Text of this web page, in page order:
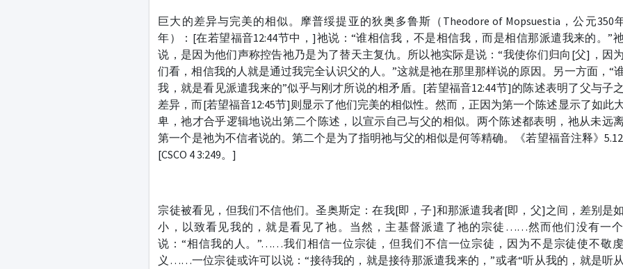
巨大的差异与完美的相似。摩普绥提亚的狄奥多鲁斯（Theodore of Mopsuestia，公元350
年）：[在若望福音12:44节中，]祂说：“谁相信我，不是相信我，而是相信那派遣我来的。”
说，是因为他们声称控告祂乃是为了替天主复仇。所以祂实际是说：“我使你们归向[父]，因
们看，相信我的人就是通过我完全认识父的人。”这就是祂在那里那样说的原因。另一方面，“
我，就是看见派遣我来的”似乎与刚才所说的相矛盾。[若望福音12:44节]的陈述表明了父与子
差异，而[若望福音12:45节]则显示了他们完美的相似性。然而，正因为第一个陈述显示了如此
卑，祂才合乎逻辑地说出第二个陈述，以宣示自己与父的相似。两个陈述都表明，祂从未远离
第一个是祂为不信者说的。第二个是为了指明祂与父的相似是何等精确。《若望福音注释》
[CSCO 4 3:249。]
宗徒被看见，但我们不信他们。圣奥斯定：在我[即，子]和那派遣我者[即，父]之间，差别是
小，以致看见我的，就是看见了祂。当然，主基督派遣了祂的宗徒……然而他们没有一
说：“相信我的人。”……我们相信一位宗徒，但我们不信一位宗徒，因为不是宗徒使不敬
义……一位宗徒或许可以说：“接待我的，就是接待那派遣我来的，”或者“听从我的，就是听